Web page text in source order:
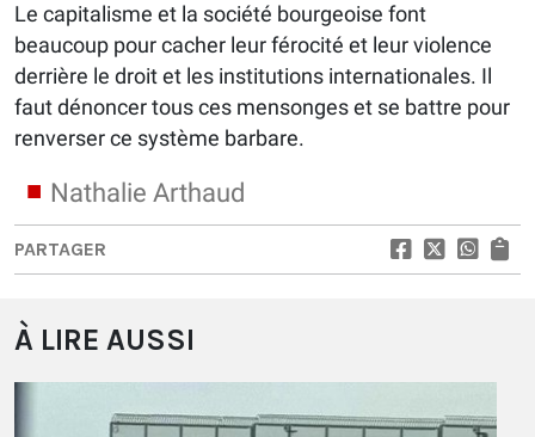
Le capitalisme et la société bourgeoise font
beaucoup pour cacher leur férocité et leur violence
derrière le droit et les institutions internationales. Il
faut dénoncer tous ces mensonges et se battre pour
renverser ce système barbare.
Nathalie Arthaud
PARTAGER
À LIRE AUSSI